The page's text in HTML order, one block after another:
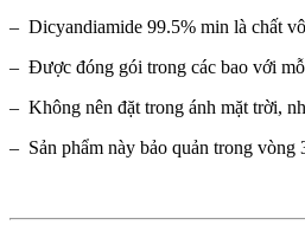
– Dicyandiamide 99.5% min là chất
– Được đóng gói trong các bao với
– Không nên đặt trong ánh mặt trời,
– Sản phẩm này bảo quản trong vòng